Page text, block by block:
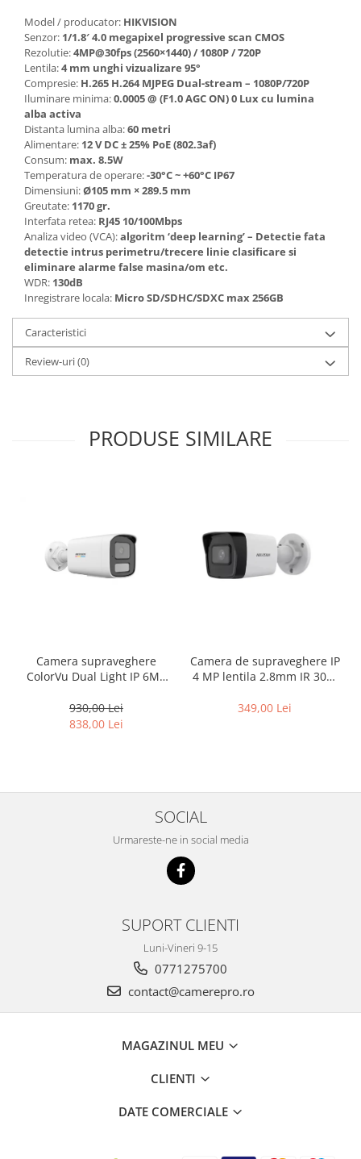
Model / producator: HIKVISION
Senzor: 1/1.8′ 4.0 megapixel progressive scan CMOS
Rezolutie:4MP@30fps (2560×1440) / 1080P / 720P
Lentila:4 mm unghi vizualizare 95°
Compresie: H.265 H.264 MJPEG Dual-stream – 1080P/720P
Iluminare minima:0.0005 @ (F1.0 AGC ON) 0 Lux cu lumina
alba activa
Distanta lumina alba:60 metri
Alimentare: 12 V DC ± 25% PoE (802.3af)
Consum: max. 8.5W
Temperatura de operare:-30°C ~ +60°C IP67
Dimensiuni:Ø105 mm × 289.5 mm
Greutate: 1170 gr.
Interfata retea: RJ45 10/100Mbps
Analiza video (VCA):algoritm ‘deep learning’ – Detectie fata
detectie intrus perimetru/trecere linie clasificare si
eliminare alarme false masina/om etc.
WDR: 130dB
Inregistrare locala: Micro SD/SDHC/SDXC max 256GB
Caracteristici
Review-uri(0)
PRODUSE SIMILARE
Camera supraveghere
ColorVu Dual Light IP 6MP
Albă 50m Microfon –
HIKVISION DS-2CD1T67G2H-
930,00 Lei
838,00 Lei
Camera de supraveghere IP
4 MP lentila 2.8mm IR 30m
DS-2CD1041G0-I-2.8mm
349,00 Lei
SOCIAL
Urmareste-ne in social media
SUPORT CLIENTI
Luni-Vineri 9-15
0771275700
contact@camerepro.ro
MAGAZINUL MEU
CLIENTI
DATE COMERCIALE